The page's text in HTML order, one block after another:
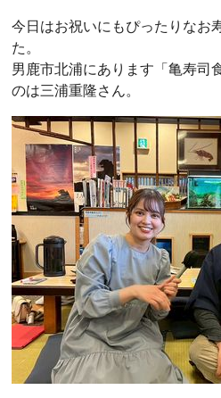
今日はお祝いにもぴったりなお
た。
男鹿市北浦にあります「亀寿司
のは三浦重隆さん。